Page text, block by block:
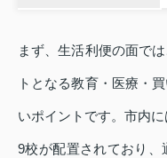
まず、生活利便の面で
トとなる教育・医療・
いポイントです。市内
9校が配置されており